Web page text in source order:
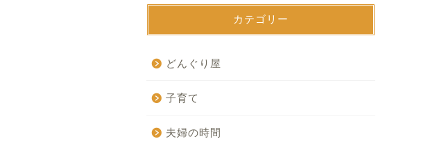
カテゴリー
どんぐり屋
子育て
夫婦の時間